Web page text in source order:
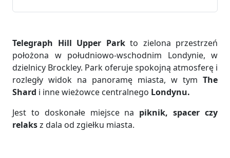
Telegraph Hill Upper Parkto zielona przestrzeń
położona w południowo-wschodnim Londynie, w
dzielnicy Brockley. Park oferuje spokojną atmosferę i
rozległy widok na panoramę miasta, w tym The
Shard i inne wieżowce centralnego Londynu.
Jest to doskonałe miejsce na piknik, spacer czy
relaksz dala od zgiełku miasta.